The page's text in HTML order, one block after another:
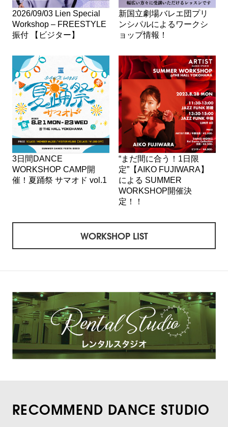
2026/09/03 Lien Special
Workshop – FREESTYLE
振付 【ビジター】
新国立劇場バレエ団プリ
ンシパルによるワークシ
ョップ情報！
3日間DANCE
WORKSHOP CAMP開
催！夏踊祭 サマオド vol.1
“まだ間に合う！1日限
定”【AIKO FUJIWARA】
による SUMMER
WORKSHOP開催決
定！！
WORKSHOP LIST
RECOMMEND DANCE STUDIO